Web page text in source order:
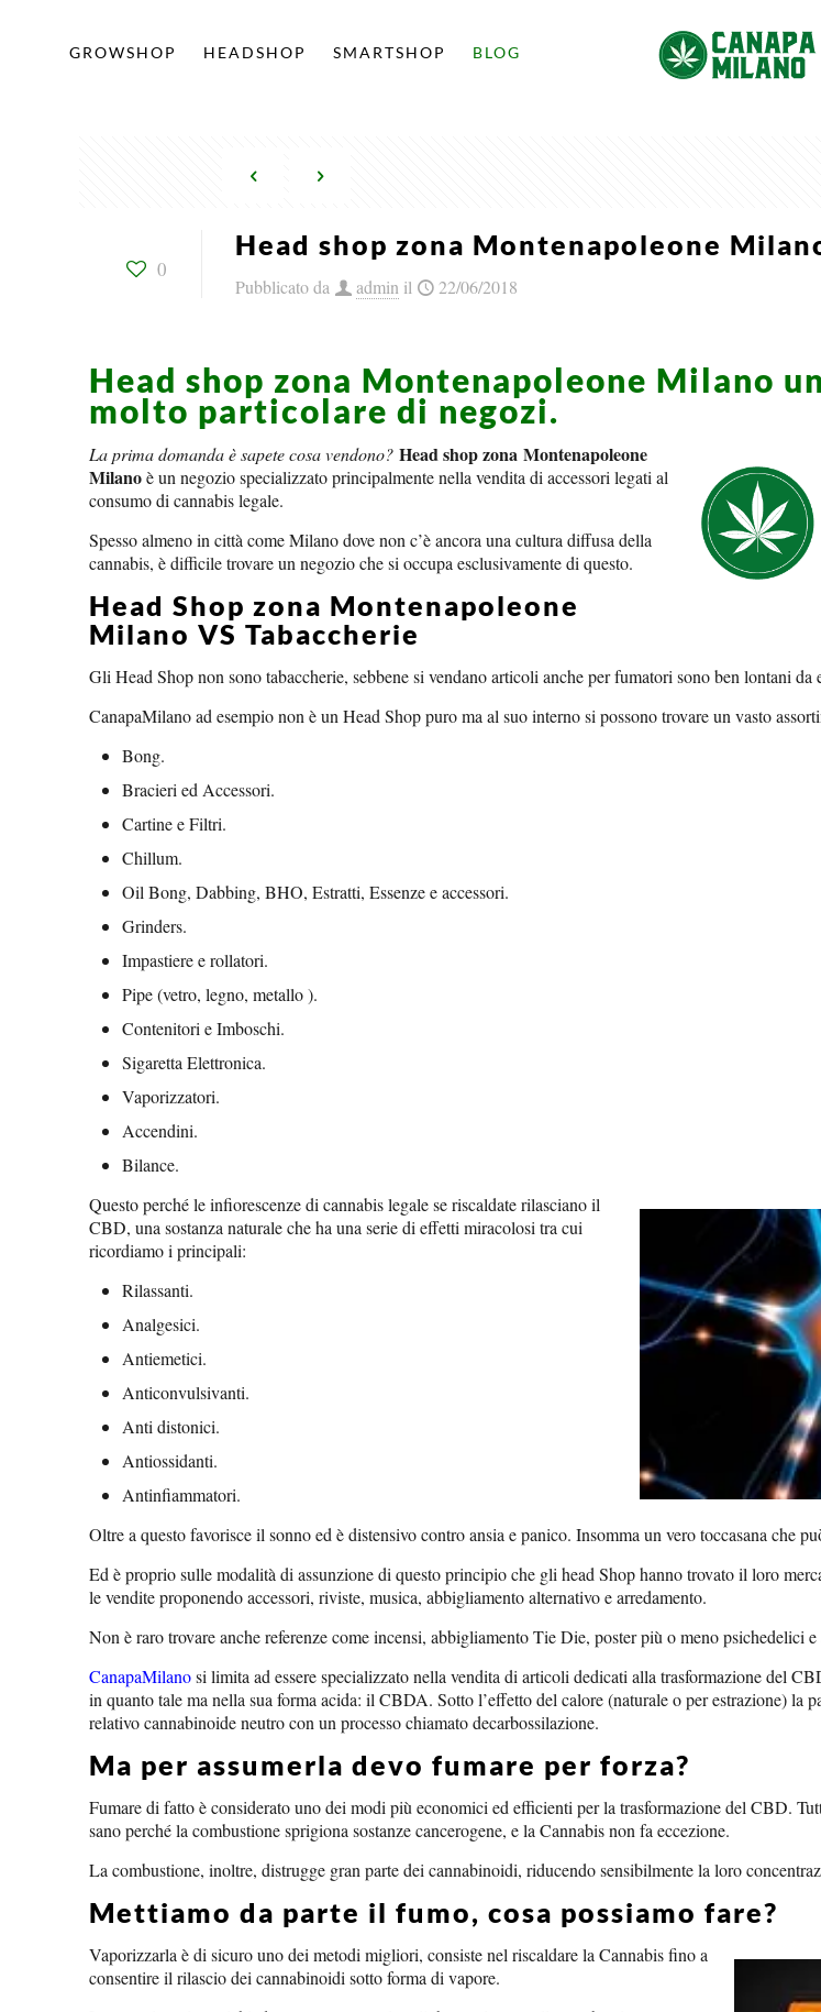
GROWSHOP HEADSHOP SMARTSHOP BLOG
0
Head shop zona Montenapoleone
Pubblicato da admin il 22/06/2018
Head shop zona Montenapoleone Milano
molto particolare di negozi.
La prima domanda è sapete cosa vendono? Head shop zona Montenapoleone
Milanoè un negozio specializzato principalmente nella vendita di accessori legati al
consumo di cannabis legale.
Spesso almeno in città come Milano dove non c’è ancora una cultura diffusa della
cannabis, è difficile trovare un negozio che si occupa esclusivamente di questo.
Head Shop zona Montenapoleone
Milano VS Tabaccherie
Gli Head Shop non sono tabaccherie, sebbene si vendano articoli anche per fumatori sono ben lontani da
CanapaMilano ad esempio non è un Head Shop puro ma al suo interno si possono trovare un vasto
Bong.
Bracieri ed Accessori.
Cartine e Filtri.
Chillum.
Oil Bong, Dabbing, BHO, Estratti, Essenze e accessori.
Grinders.
Impastiere e rollatori.
Pipe (vetro, legno, metallo ).
Contenitori e Imboschi.
Sigaretta Elettronica.
Vaporizzatori.
Accendini.
Bilance.
Questo perché le infiorescenze di cannabis legale se riscaldate rilasciano il
CBD, una sostanza naturale che ha una serie di effetti miracolosi tra cui
ricordiamo i principali:
Rilassanti.
Analgesici.
Antiemetici.
Anticonvulsivanti.
Anti distonici.
Antiossidanti.
Antinfiammatori.
Oltre a questo favorisce il sonno ed è distensivo contro ansia e panico. Insomma un vero toccasana che
Ed è proprio sulle modalità di assunzione di questo principio che gli head Shop hanno trovato il loro
le vendite proponendo accessori, riviste, musica, abbigliamento alternativo e arredamento.
Non è raro trovare anche referenze come incensi, abbigliamento Tie Die, poster più o meno psichedelici e
CanapaMilanosi limita ad essere specializzato nella vendita di articoli dedicati alla trasformazione del
in quanto tale ma nella sua forma acida: il CBDA. Sotto l’effetto del calore (naturale o per estrazione) la
relativo cannabinoide neutro con un processo chiamato decarbossilazione.
Ma per assumerla devo fumare per forza?
Fumare di fatto è considerato uno dei modi più economici ed efficienti per la trasformazione del CBD.
sano perché la combustione sprigiona sostanze cancerogene, e la Cannabis non fa eccezione.
La combustione, inoltre, distrugge gran parte dei cannabinoidi, riducendo sensibilmente la loro
Mettiamo da parte il fumo, cosa possiamo fare?
Vaporizzarla è di sicuro uno dei metodi migliori, consiste nel riscaldare la Cannabis fino a
consentire il rilascio dei cannabinoidi sotto forma di vapore.